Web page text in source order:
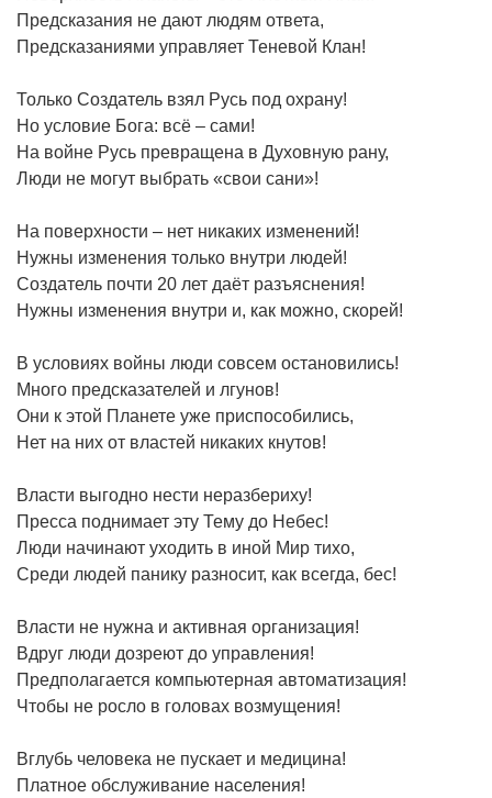
Предсказания не дают людям ответа,
Предсказаниями управляет Теневой Клан!
Только Создатель взял Русь под охрану!
Но условие Бога: всё – сами!
На войне Русь превращена в Духовную рану,
Люди не могут выбрать «свои сани»!
На поверхности – нет никаких изменений!
Нужны изменения только внутри людей!
Создатель почти 20 лет даёт разъяснения!
Нужны изменения внутри и, как можно, скорей!
В условиях войны люди совсем остановились!
Много предсказателей и лгунов!
Они к этой Планете уже приспособились,
Нет на них от властей никаких кнутов!
Власти выгодно нести неразбериху!
Пресса поднимает эту Тему до Небес!
Люди начинают уходить в иной Мир тихо,
Среди людей панику разносит, как всегда, бес!
Власти не нужна и активная организация!
Вдруг люди дозреют до управления!
Предполагается компьютерная автоматизация!
Чтобы не росло в головах возмущения!
Вглубь человека не пускает и медицина!
Платное обслуживание населения!